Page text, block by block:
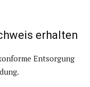
erhalten
Entsorgung